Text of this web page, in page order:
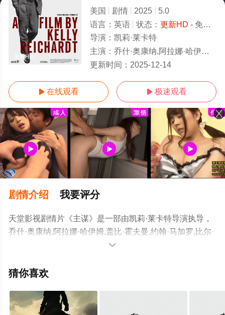
更新HD
美国 剧情 2025
5.0
语言： 英语 状态： 更新HD - 免费在线观看
导演： 凯莉·莱卡特
主演： 乔什·奥康纳,阿拉娜·哈伊姆,盖比·霍夫曼,约翰·马加罗,比尔·坎普,霍普·戴维斯,莱齐·
更新时间： 2025-12-14
 在线观看  极速观看
剧情介绍 我要评分
天堂影视剧情片《主谋》是一部由凯莉·莱卡特导演执导，
乔什·奥康纳,阿拉娜·哈伊姆,盖比·霍夫曼,约翰·马加罗,比尔·
坎普,霍普·戴维斯,莱齐·费利兹,马修·马希尔,科尔·杜曼,玛戈
尔,瑞安·霍姆奇克,威尔逊·康克赖特,凯蒂·哈伯德,史蒂文·特
员精彩演绎的美国电影，手机免费观看高清未删减完整版
电影大全就上天堂电影网，更多剧情信息可移步至豆瓣电

猜你喜欢